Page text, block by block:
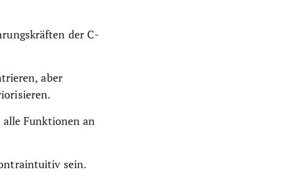
der C-
aber
alle Funktionen an
sein.